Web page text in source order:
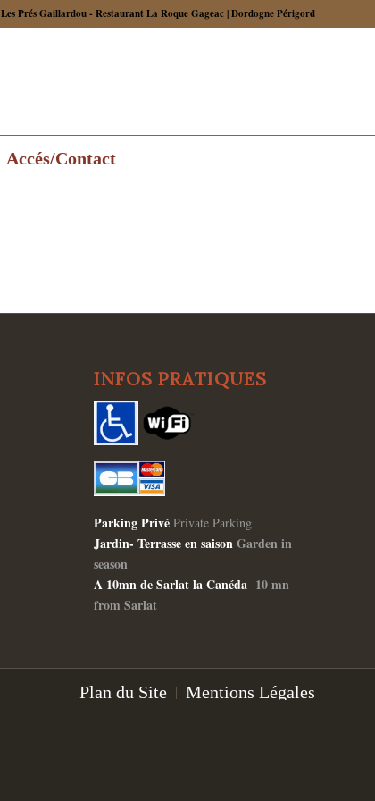
Les Prés Gaillardou - Restaurant La Roque Gageac | Dordogne Périgord
Accés/Contact
INFOS PRATIQUES
Parking Privé Private Parking
Jardin- Terrasse en saisonGarden in
season
A 10mn de Sarlat la Canéda 10 mn
from Sarlat
Plan du Site Mentions Légales